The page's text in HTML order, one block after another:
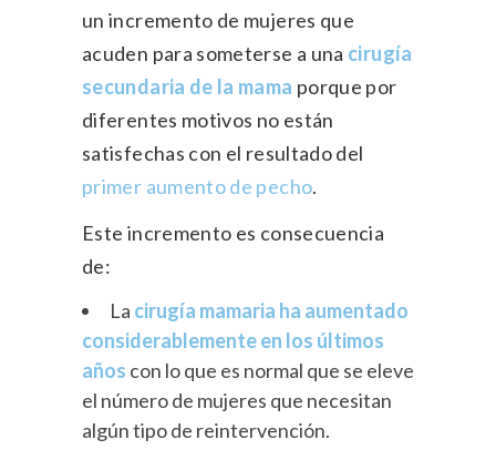
un incremento de mujeres que
acuden para someterse a una cirugía
secundaria de la mama porque por
diferentes motivos no están
satisfechas con el resultado del
primer aumento de pecho.
Este incremento es consecuencia
de:
La cirugía mamaria ha aumentado
considerablemente en los últimos
años con lo que es normal que se eleve
el número de mujeres que necesitan
algún tipo de reintervención.